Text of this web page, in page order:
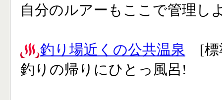
自分のルアーもここで管理し
釣り場近くの公共温泉 [標
釣りの帰りにひとっ風呂!